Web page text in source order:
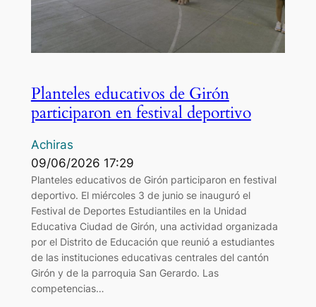
Planteles educativos de Girón
participaron en festival deportivo
Achiras
09/06/2026 17:29
Planteles educativos de Girón participaron en festival
deportivo. El miércoles 3 de junio se inauguró el
Festival de Deportes Estudiantiles en la Unidad
Educativa Ciudad de Girón, una actividad organizada
por el Distrito de Educación que reunió a estudiantes
de las instituciones educativas centrales del cantón
Girón y de la parroquia San Gerardo. Las
competencias…